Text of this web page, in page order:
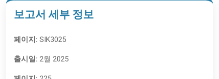
보고서 세부 정보
페이지: SIK3025
출시일: 2월 2025